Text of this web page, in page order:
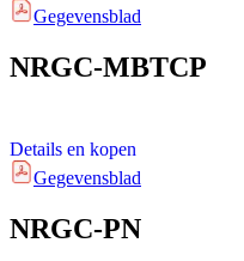
Gegevensblad
NRGC-MBTCP
Details en kopen
Gegevensblad
NRGC-PN